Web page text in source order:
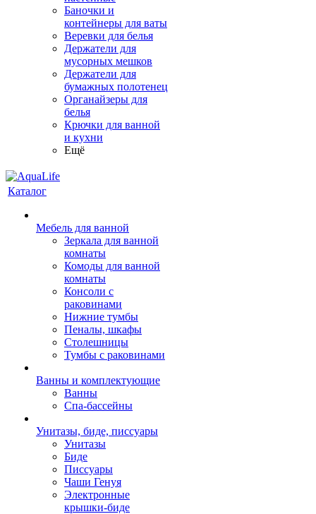
Баночки и
контейнеры для ваты
Веревки для белья
Держатели для
мусорных мешков
Держатели для
бумажных полотенец
Органайзеры для
белья
Крючки для ванной
и кухни
Ещё
Каталог
Мебель для ванной
Зеркала для ванной
комнаты
Комоды для ванной
комнаты
Консоли с
раковинами
Нижние тумбы
Пеналы, шкафы
Столешницы
Тумбы с раковинами
Ванны и комплектующие
Ванны
Спа-бассейны
Унитазы, биде, писсуары
Унитазы
Биде
Писсуары
Чаши Генуя
Электронные
крышки-биде